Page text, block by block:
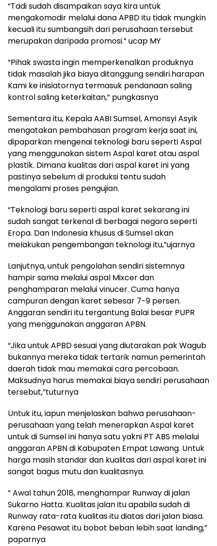
“Tadi sudah disampaikan saya kira untuk
mengakomodir melalui dana APBD itu tidak mungkin
kecuali itu sumbangsih dari perusahaan tersebut
merupakan daripada promosi.” ucap MY
“Pihak swasta ingin memperkenalkan produknya
tidak masalah jika biaya ditanggung sendiri.harapan
Kami ke inisiatornya termasuk pendanaan saling
kontrol saling keterkaitan,” pungkasnya
Sementara itu, Kepala AABI Sumsel, Amonsyi Asyik
mengatakan pembahasan program kerja saat ini,
dipaparkan mengenai teknologi baru seperti Aspal
yang menggunakan sistem Aspal karet atau aspal
plastik. Dimana kualitas dari aspal karet ini yang
pastinya sebelum di produksi tentu sudah
mengalami proses pengujian.
“Teknologi baru seperti aspal karet sekarang ini
sudah sangat terkenal di berbagai negara seperti
Eropa. Dan Indonesia khusus di Sumsel akan
melakukan pengembangan teknologi itu,”ujarnya
Lanjutnya, untuk pengolahan sendiri sistemnya
hampir sama melalui aspal Mixcer dan
penghamparan melalui vinucer. Cuma hanya
campuran dengan karet sebesar 7-9 persen.
Anggaran sendiri itu tergantung Balai besar PUPR
yang menggunakan anggaran APBN.
“Jika untuk APBD sesuai yang diutarakan pak Wagub
bukannya mereka tidak tertarik namun pemerintah
daerah tidak mau memakai cara percobaan.
Maksudnya harus memakai biaya sendiri perusahaan
tersebut,”tuturnya
Untuk itu, iapun menjelaskan bahwa perusahaan-
perusahaan yang telah menerapkan Aspal karet
untuk di Sumsel ini hanya satu yakni PT ABS melalui
anggaran APBN di Kabupaten Empat Lawang. Untuk
harga masih standar dan kualitas dari aspal karet ini
sangat bagus mutu dan kualitasnya.
” Awal tahun 2018, menghampar Runway di jalan
Sukarno Hatta. Kualitas jalan itu apabila sudah di
Runway rata-rata kualitas itu diatas dari jalan biasa.
Karena Pesawat itu bobot beban lebih saat landing,”
paparnya